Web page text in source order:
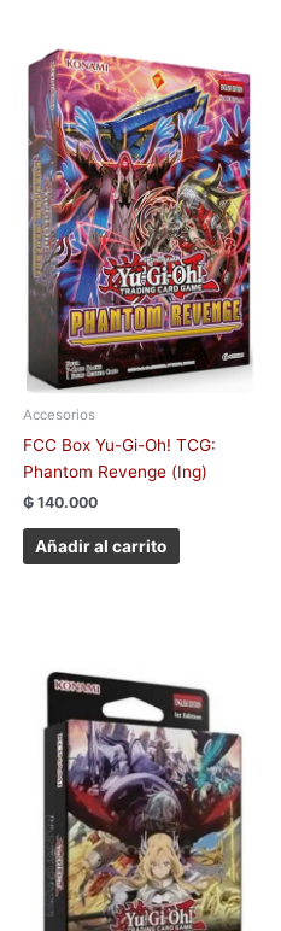
Accesorios
FCC Box Yu-Gi-Oh! TCG:
Phantom Revenge (Ing)
₲ 140.000
Añadir al carrito